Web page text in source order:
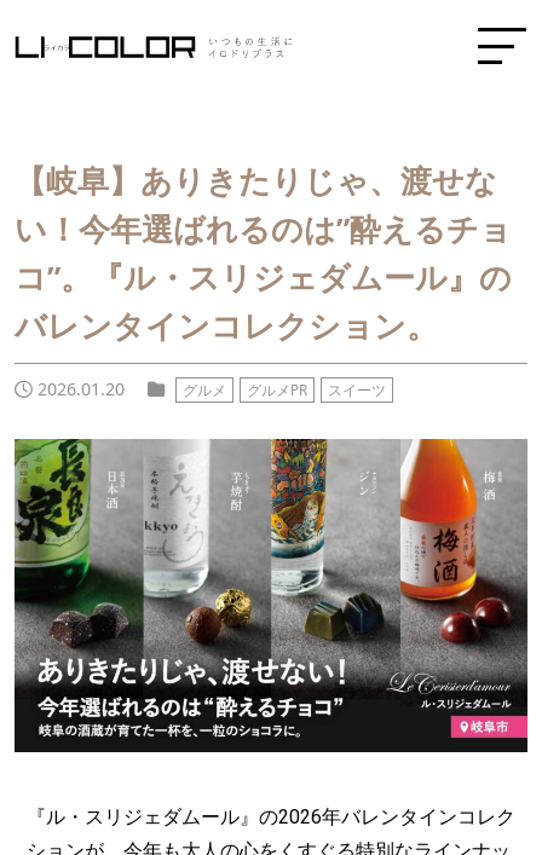
【岐阜】ありきたりじゃ、渡せな
い！今年選ばれるのは”酔えるチョ
コ”。『ル・スリジェダムール』の
バレンタインコレクション。
2026.01.20 グルメ グルメPR スイーツ
『ル・スリジェダムール』の2026年バレンタインコレク